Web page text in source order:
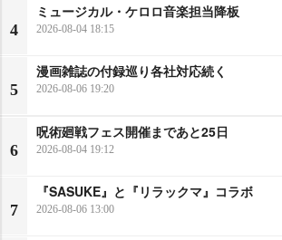
4
ミュージカル・ケロロ音楽担当降板
2026-08-04 18:15
5
漫画雑誌の付録巡り各社対応続く
2026-08-06 19:20
6
呪術廻戦フェス開催まであと25日
2026-08-04 19:12
7
『SASUKE』と『リラックマ』コラボ
2026-08-06 13:00